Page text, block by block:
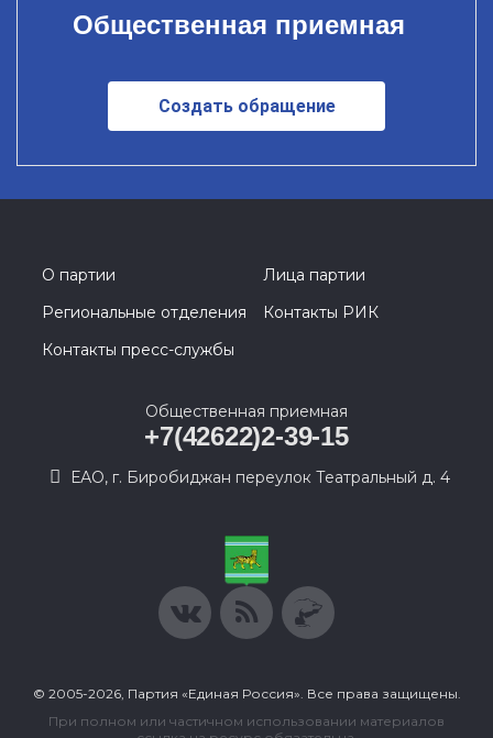
Общественная приемная
Создать обращение
О партии
Лица партии
Региональные отделения
Контакты РИК
Контакты пресс-службы
Общественная приемная
+7(42622)2-39-15
ЕАО, г. Биробиджан переулок Театральный д. 4
© 2005-2026, Партия «Единая Россия». Все права защищены.
При полном или частичном использовании материалов